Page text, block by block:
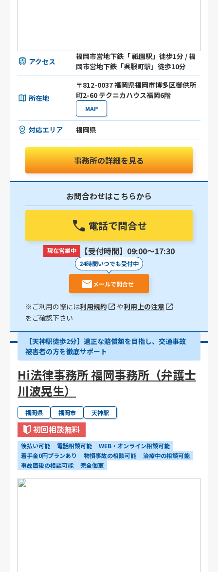
アクセス
福岡市営地下鉄「 祇園駅」徒歩1分 / 福
岡市営地下鉄「呉服町駅」徒歩10分
所在地
〒812-0037 福岡県福岡市博多区御供所
町2-60 テクニカハウス福岡6階
MAP
対応エリア 福岡県
事務所の詳細を見る
お問合わせはこちらから
電話で問合せ
現在営業中 【受付時間】09:00〜17:30
24時間いつでも受付中
メールで問合せ
※ご利用の際には利用規約 や利用上の注意
をご確認下さい
【天神駅徒歩2分】適正な賠償額を目指し、交通事故
被害者の方を徹底サポート
Hi法律事務所 福岡事務所（弁護士
川波晃生）
福岡県 福岡市 天神駅
初回相談無料
後払い可能 電話相談可能
WEB・オンライン相談可能
着手金0円プランあり
物損事故の相談可能
治療中の相談可能
事故直後の相談可能
完全個室